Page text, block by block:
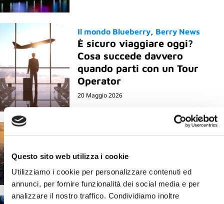
Questo sito web utilizza i cookie
Utilizziamo i cookie per personalizzare contenuti ed
annunci, per fornire funzionalità dei social media e per
analizzare il nostro traffico. Condividiamo inoltre
Il mondo Blueberry Berry News
È sicuro viaggiare oggi?
Cosa succede davvero
quando parti con un Tour
Operator
20 Maggio 2026
esperienze fare
25 Marzo 2026